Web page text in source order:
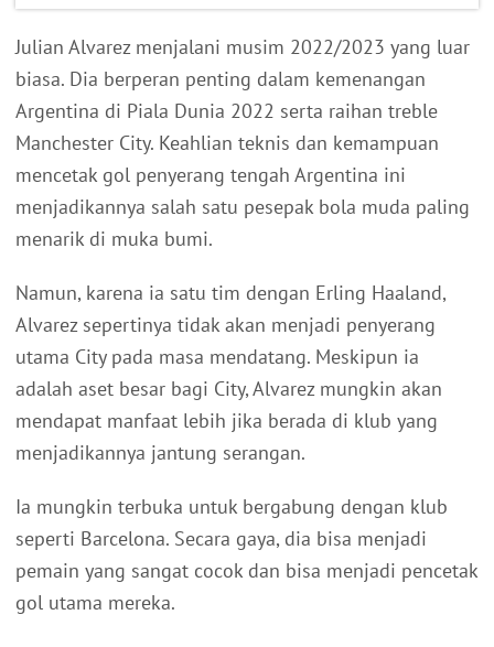
Julian Alvarez menjalani musim 2022/2023 yang luar
biasa. Dia berperan penting dalam kemenangan
Argentina di Piala Dunia 2022 serta raihan treble
Manchester City. Keahlian teknis dan kemampuan
mencetak gol penyerang tengah Argentina ini
menjadikannya salah satu pesepak bola muda paling
menarik di muka bumi.
Namun, karena ia satu tim dengan Erling Haaland,
Alvarez sepertinya tidak akan menjadi penyerang
utama City pada masa mendatang. Meskipun ia
adalah aset besar bagi City, Alvarez mungkin akan
mendapat manfaat lebih jika berada di klub yang
menjadikannya jantung serangan.
Ia mungkin terbuka untuk bergabung dengan klub
seperti Barcelona. Secara gaya, dia bisa menjadi
pemain yang sangat cocok dan bisa menjadi pencetak
gol utama mereka.